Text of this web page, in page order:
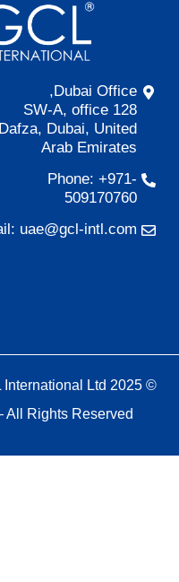
Dubai Office,
SW-A, office 128
Dafza, Dubai, United
Arab Emirates
Phone: +971-
509170760
uae@gcl-intl.com
GCL International Ltd
All Rights Reserved